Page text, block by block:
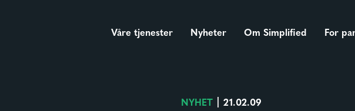
Våre tjenester Nyheter Om Simplified For
NYHET 21.02.09